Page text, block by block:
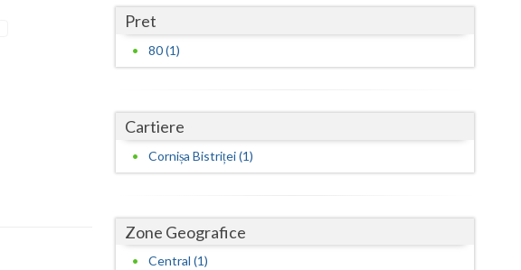
Constanta
Galati
Pret
80 (1)
Cartiere
Cornișa Bistriței (1)
Zone Geografice
Central (1)